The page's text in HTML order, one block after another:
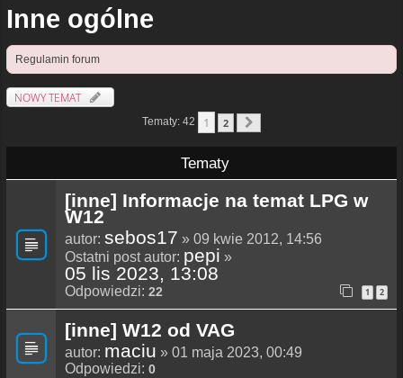
Inne ogólne
Regulamin forum
NOWY TEMAT
Tematy: 42 1 2
Tematy
[inne] Informacje na temat LPG w
W12
autor: sebos17 » 09 kwie 2012, 14:56
Ostatni post autor: pepi »
05 lis 2023, 13:08
Odpowiedzi: 22 1 2
[inne] W12 od VAG
autor: maciu » 01 maja 2023, 00:49
Odpowiedzi: 0